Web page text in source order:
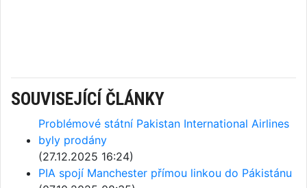
SOUVISEJÍCÍ ČLÁNKY
Problémové státní Pakistan International Airlines
byly prodány
(27.12.2025 16:24)
PIA spojí Manchester přímou linkou do Pákistánu